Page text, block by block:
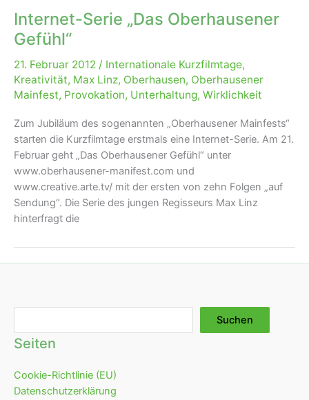
Internet-Serie „Das Oberhausener
Gefühl“
21. Februar 2012 / Internationale Kurzfilmtage,
Kreativität, Max Linz, Oberhausen, Oberhausener
Mainfest, Provokation, Unterhaltung, Wirklichkeit
Zum Jubiläum des sogenannten „Oberhausener Mainfests“
starten die Kurzfilmtage erstmals eine Internet-Serie. Am 21.
Februar geht „Das Oberhausener Gefühl“ unter
www.oberhausener-manifest.com und
www.creative.arte.tv/ mit der ersten von zehn Folgen „auf
Sendung“. Die Serie des jungen Regisseurs Max Linz
hinterfragt die
Suchen
Seiten
Cookie-Richtlinie (EU)
Datenschutzerklärung